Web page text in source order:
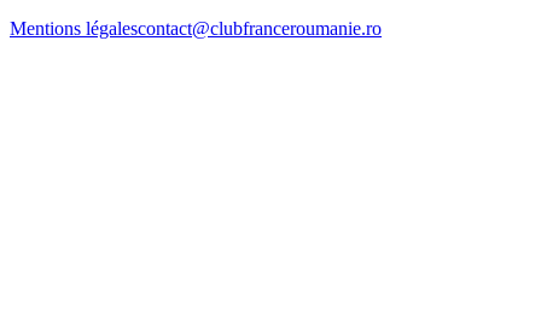
Mentions légalescontact@clubfranceroumanie.ro